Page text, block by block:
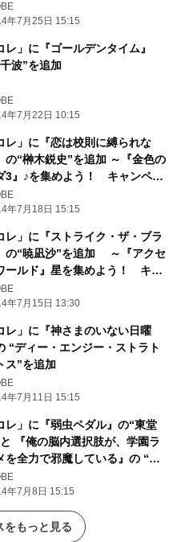
年7月25日 15:15
レ」に『ゴールデンタイム』
波”を追加
年7月22日 10:15
レ」に『恋は校則に縛られな
の“榊木鋭史”を追加 ～『金色の
3』♪を集めよう！ キャンペー
～
年7月18日 15:15
レ」に『ストライク・ザ・ブラ
の“暁凪沙”を追加 ～『アクセ
ールド』星を集めよう！ キャ
ンも実施～
年7月15日 13:30
レ」に『神さまのいない日曜
“ディー・エンジー・ストラト
ス”を追加
年7月11日 15:15
レ」に『弱虫ペダル』の“東堂
『俺の脳内選択肢が、学園ラ
を全力で邪魔している』の “遊
歌”を追加
年7月8日 15:15
をもっと見る